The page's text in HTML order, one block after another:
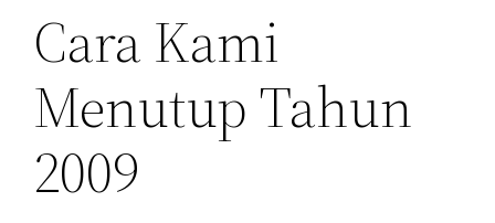
Cara Kami
Menutup Tahun
2009